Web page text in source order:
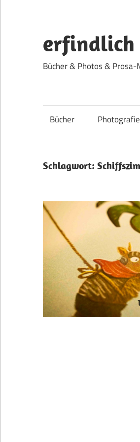
springen
erfindlich
Bücher & Photos &
Bücher Photografie
Schlagwort: